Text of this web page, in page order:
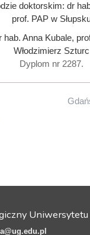
doktorskim: dr
prof. PAP w
hab. Anna Kubale,
Włodzimierz Szturc
Dyplom nr 2287.
Uniwersytetu